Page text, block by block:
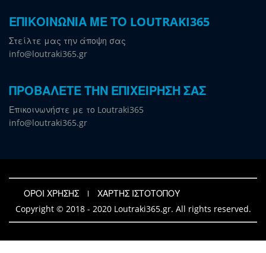
ΕΠΙΚΟΙΝΩΝΙΑ ΜΕ ΤΟ LOUTRAKI365
Στείλτε μας την άποψη σας
info@loutraki365.gr
ΠΡΟΒΑΛΕΤΕ ΤΗΝ ΕΠΙΧΕΙΡΗΣΗ ΣΑΣ
Επικοινωνήστε με το Loutraki365
info@loutraki365.gr
ΟΡΟΙ ΧΡΗΣΗΣ
ΧΑΡΤΗΣ ΙΣΤΟΤΟΠΟΥ
Copyright © 2018 - 2020 Loutraki365.gr. All rights reserved.